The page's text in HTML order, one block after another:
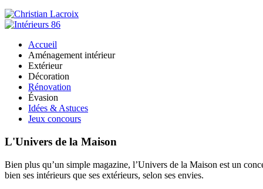
Accueil
Aménagement intérieur
Extérieur
Décoration
Rénovation
Évasion
Idées & Astuces
Jeux concours
L'Univers de la Maison
Bien plus qu’un simple magazine, l’Univers de la Maison est un
bien ses intérieurs que ses extérieurs, selon ses envies.